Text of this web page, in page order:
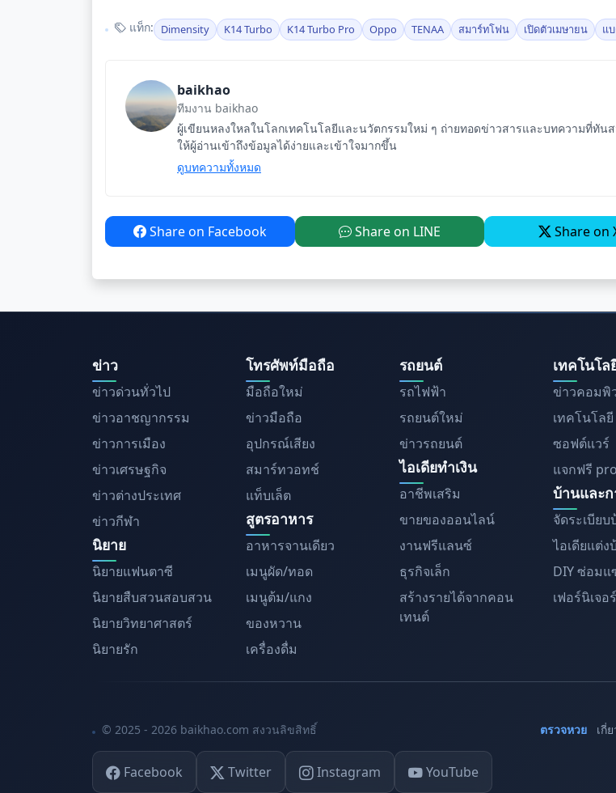
แท็ก: Dimensity K14 Turbo K14 Turbo Pro Oppo TENAA สมาร์ทโฟน เปิดตัวเมษายน แ
baikhao
ทีมงาน baikhao
ผู้เขียนหลงใหลในโลกเทคโนโลยีและนวัตกรรมใหม่ ๆ ถ่ายทอดข่าวสารและบทความที่ทันส
ให้ผู้อ่านเข้าถึงข้อมูลได้ง่ายและเข้าใจมากขึ้น
ดูบทความทั้งหมด
Share on Facebook Share on LINE Share on
ข่าว
ข่าวด่วนทั่วไป
ข่าวอาชญากรรม
ข่าวการเมือง
ข่าวเศรษฐกิจ
ข่าวต่างประเทศ
ข่าวกีฬา
นิยาย
นิยายแฟนตาซี
นิยายสืบสวนสอบสวน
นิยายวิทยาศาสตร์
นิยายรัก
โทรศัพท์มือถือ
มือถือใหม่
ข่าวมือถือ
อุปกรณ์เสียง
สมาร์ทวอทช์
แท็บเล็ต
สูตรอาหาร
อาหารจานเดียว
เมนูผัด/ทอด
เมนูต้ม/แกง
ของหวาน
เครื่องดื่ม
รถยนต์
รถไฟฟ้า
รถยนต์ใหม่
ข่าวรถยนต์
ไอเดียทำเงิน
อาชีพเสริม
ขายของออนไลน์
งานฟรีแลนซ์
ธุรกิจเล็ก
สร้างรายได้จากคอน
เทนต์
เทคโนโล
ข่าวคอมพิ
เทคโนโลยี
ซอฟต์แวร์
แจกฟรี
บ้านและ
จัดระเบียบ
ไอเดียแต่ง
DIY ซ่อมแ
เฟอร์นิเจอร์
© 2025 - 2026 baikhao.com สงวนลิขสิทธิ์ ตรวจหวย เกี่
Facebook Twitter Instagram YouTube